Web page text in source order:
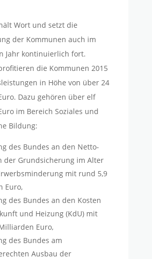
Wort und setzt die
der Kommunen auch im
Jahr kontinuierlich fort.
die Kommunen 2015
in Höhe von über 24
Dazu gehören über elf
im Bereich Soziales und
Bildung:
des Bundes an den Netto-
der Grundsicherung im Alter
mit rund 5,9
Euro,
des Bundes an den Kosten
und Heizung (KdU) mit
Euro,
des Bundes am
Ausbau der